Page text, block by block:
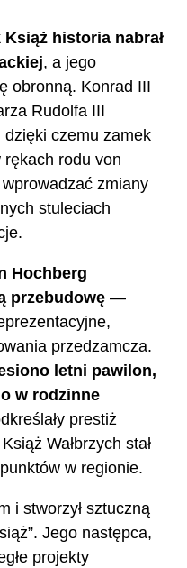
historia nabrał
, a jego
obronną. Konrad III
Rudolfa III
czemu zamek
rękach rodu von
zmiany
stuleciach
Hochberg
przebudowę —
przedzamcza.
letni pawilon,
w rodzinne
prestiż
Wałbrzych stał
w regionie.
i stworzył sztuczną
Jego następca,
projekty